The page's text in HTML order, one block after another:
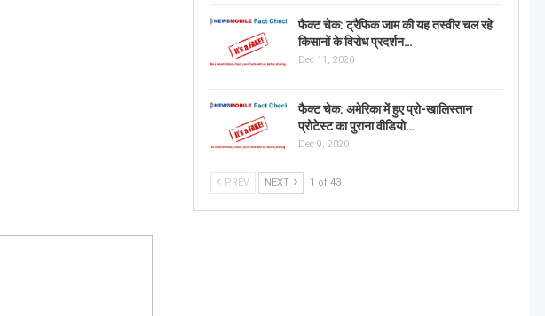
फैक्ट चेक: ट्रैफिक जाम की यह तस्वीर चल रहे
किसानों के विरोध प्रदर्शन…
Dec 11, 2020
फैक्ट चेक: अमेरिका में हुए प्रो-खालिस्तान
प्रोटेस्ट का पुराना वीडियो…
Dec 9, 2020
PREV NEXT 1 of 43